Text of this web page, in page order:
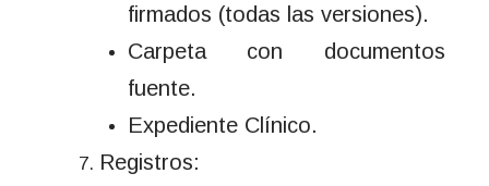
firmados (todas las versiones).
Carpeta con documentos
fuente.
Expediente Clínico.
Registros: